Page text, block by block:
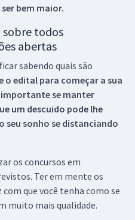
bem maior.
sobre todos
abertas
sabendo quais são
o edital para começar a sua
se manter
um descuido pode lhe
seu sonho se distanciando
os concursos em
Ter em mente os
que você tenha como se
muito mais qualidade.